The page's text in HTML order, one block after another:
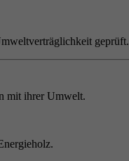
geprüft.
mit ihrer Umwelt.